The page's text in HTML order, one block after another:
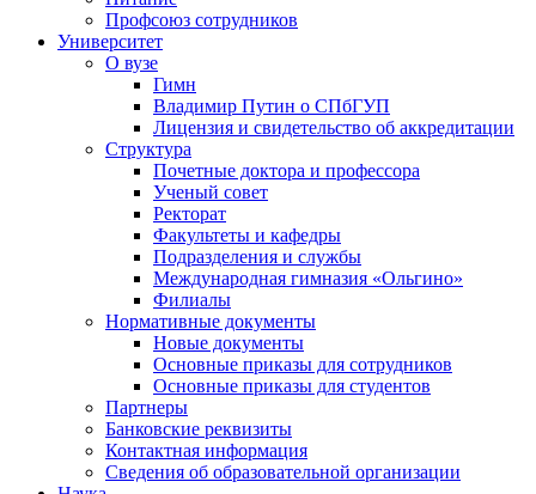
Профсоюз сотрудников
Университет
О вузе
Гимн
Владимир Путин о СПбГУП
Лицензия и свидетельство об аккредитации
Структура
Почетные доктора и профессора
Ученый совет
Ректорат
Факультеты и кафедры
Подразделения и службы
Международная гимназия «Ольгино»
Филиалы
Нормативные документы
Новые документы
Основные приказы для сотрудников
Основные приказы для студентов
Партнеры
Банковские реквизиты
Контактная информация
Сведения об образовательной организации